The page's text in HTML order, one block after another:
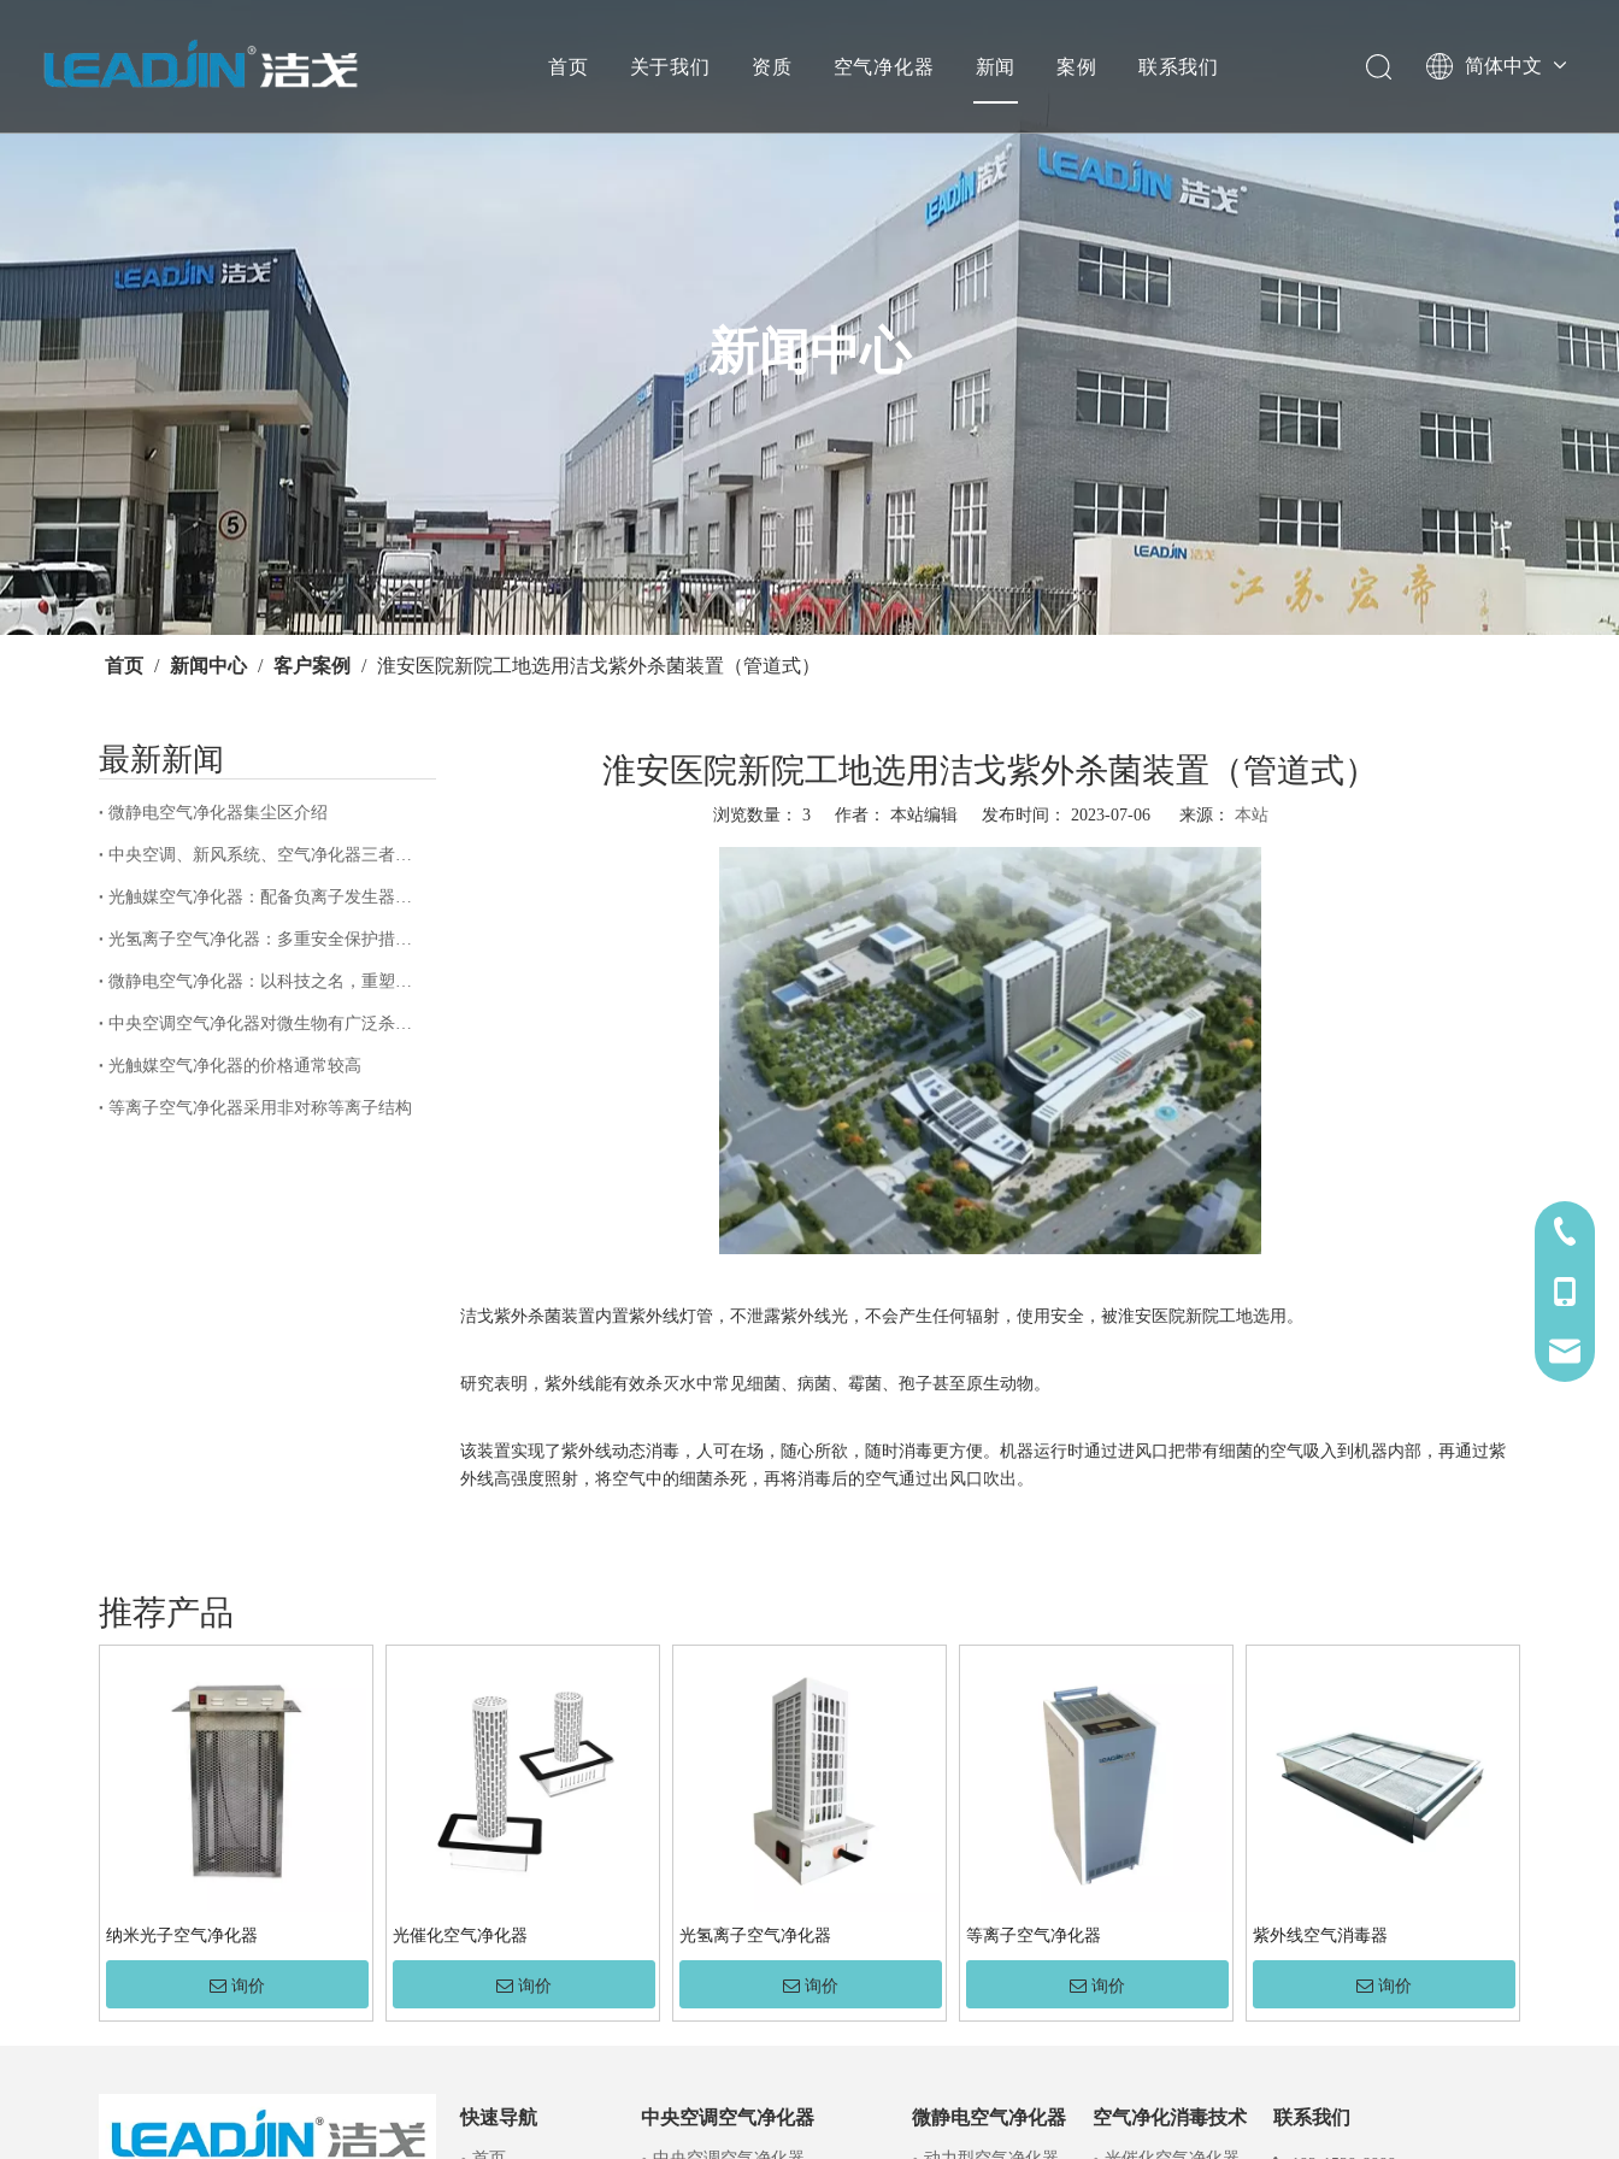
首页 关于我们 资质 空气净化器 新闻 案例 联系我们 简体中文
新闻中心
首页 / 新闻中心 / 客户案例 / 淮安医院新院工地选用洁戈紫外杀菌装置（管道式）
最新新闻
微静电空气净化器集尘区介绍
中央空调、新风系统、空气净化器三者区别
光触媒空气净化器：配备负离子发生器，打造清新室内空气环境
光氢离子空气净化器：多重安全保护措施，守护每一次呼吸
微静电空气净化器：以科技之名，重塑清新空气新境界
中央空调空气净化器对微生物有广泛杀灭作用
光触媒空气净化器的价格通常较高
等离子空气净化器采用非对称等离子结构
淮安医院新院工地选用洁戈紫外杀菌装置（管道式）
浏览数量： 3作者： 本站编辑 发布时间： 2023-07-06 来源： 本站
["facebook","twitter","line","wechat","linkedin","pinterest","whatsapp","kakao","snapchat"]
洁戈紫外杀菌装置内置紫外线灯管，不泄露紫外线光，不会产生任何辐射，使用安全，被淮安医院新院工地选用。
研究表明，紫外线能有效杀灭水中常见细菌、病菌、霉菌、孢子甚至原生动物。
该装置实现了紫外线动态消毒，人可在场，随心所欲，随时消毒更方便。机器运行时通过进风口把带有细菌的空气吸入到机器内部，再通过紫
外线高强度照射，将空气中的细菌杀死，再将消毒后的空气通过出风口吹出。
推荐产品
纳米光子空气净化器
询价
光催化空气净化器
询价
光氢离子空气净化器
询价
等离子空气净化器
询价
紫外线空气消毒器
询价
快速导航 中央空调空气净化器 微静电空气净化器 空气净化消毒技术 联系我们